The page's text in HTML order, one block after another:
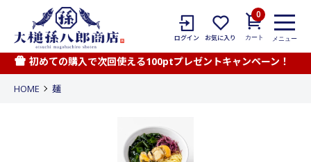
ログイン お気に入り
0
カート メニュー
初めての購入で次回使える100ptプレゼントキャンペーン！
HOME 麺